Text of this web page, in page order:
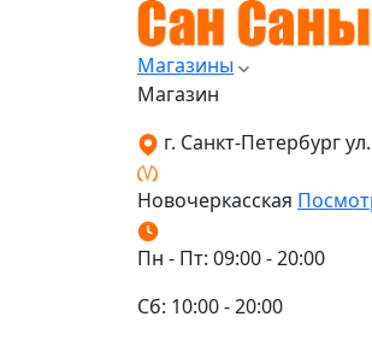
Магазины
Магазин
г. Санкт-Петербург
Новочеркасская
Пн - Пт: 09:00 - 20:00
Сб: 10:00 - 20:00